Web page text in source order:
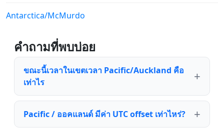
Antarctica/McMurdo
คำถามที่พบบ่อย
ขณะนี้เวลาในเขตเวลา Pacific/Auckland คือ
เท่าไร
Pacific / ออคแลนด์ มีค่า UTC offset เท่าไหร่?